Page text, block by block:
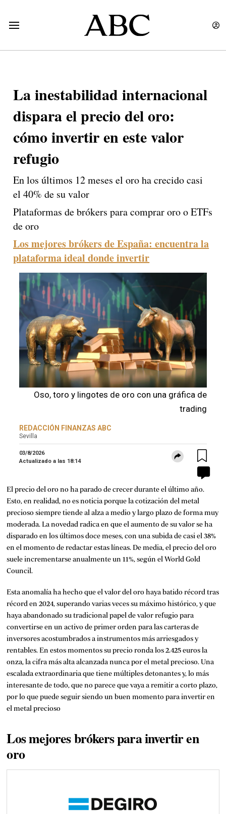
La inestabilidad internacional
dispara el precio del oro:
cómo invertir en este valor
refugio
En los últimos 12 meses el oro ha crecido casi
el 40% de su valor
Plataformas de brókers para comprar oro o ETFs
de oro
Los mejores brókers de España: encuentra la
plataforma ideal donde invertir
Oso, toro y lingotes de oro con una gráfica de
trading
REDACCIÓN FINANZAS ABC
Sevilla
03/8/2026
Actualizado a las 18:14
El precio del oro no ha parado de crecer durante el último año.
Esto, en realidad, no es noticia porque la cotización del metal
precioso siempre tiende al alza a medio y largo plazo de forma muy
moderada. La novedad radica en que el aumento de su valor se ha
disparado en los últimos doce meses, con una subida de casi el 38%
en el momento de redactar estas líneas. De media, el precio del oro
suele incrementarse anualmente un 11%, según el World Gold
Council.
Esta anomalía ha hecho que el valor del oro haya batido récord tras
récord en 2024, superando varias veces su máximo histórico, y que
haya abandonado su tradicional papel de valor refugio para
convertirse en un activo de primer orden para las carteras de
inversores acostumbrados a instrumentos más arriesgados y
rentables. En estos momentos su precio ronda los 2.425 euros la
onza, la cifra más alta alcanzada nunca por el metal precioso. Una
escalada extraordinaria que tiene múltiples detonantes y, lo más
interesante de todo, que no parece que vaya a remitir a corto plazo,
por lo que puede seguir siendo un buen momento para invertir en
el metal precioso
Los mejores brókers para invertir en
oro